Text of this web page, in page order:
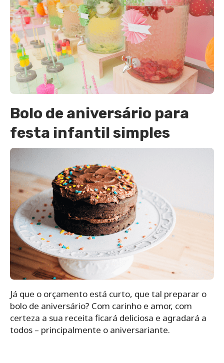
Bolo de aniversário para
festa infantil simples
Já que o orçamento está curto, que tal preparar o
bolo de aniversário? Com carinho e amor, com
certeza a sua receita ficará deliciosa e agradará a
todos – principalmente o aniversariante.